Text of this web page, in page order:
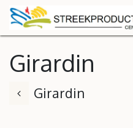
SKIP TO CONTENT
Girardin
Girardin